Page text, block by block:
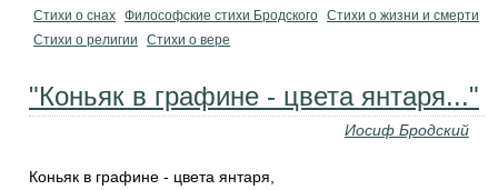
Стихи о снах Философские стихи Бродского Стихи о жизни и смерти
Стихи о религии
Стихи о вере
"Коньяк в графине - цвета янтаря..."
Иосиф Бродский
Коньяк в графине - цвета янтаря,